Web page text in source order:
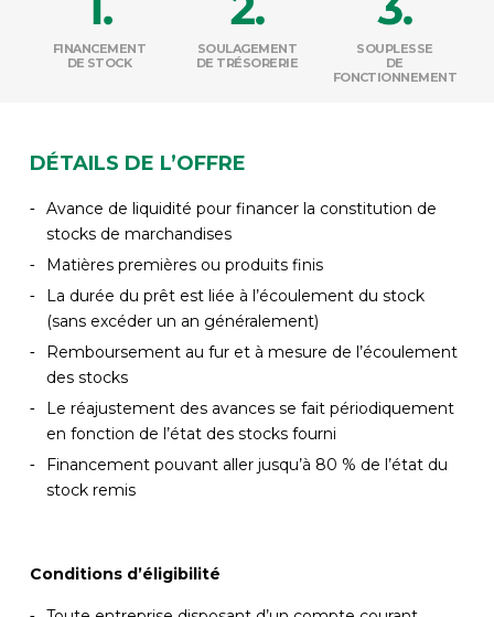
FINANCEMENT
DE STOCK
SOULAGEMENT
DE TRÉSORERIE
SOUPLESSE
DE
FONCTIONNEMENT
DÉTAILS DE L’OFFRE
Avance de liquidité pour financer la constitution de
stocks de marchandises
Matières premières ou produits finis
La durée du prêt est liée à l’écoulement du stock
(sans excéder un an généralement)
Remboursement au fur et à mesure de l’écoulement
des stocks
Le réajustement des avances se fait périodiquement
en fonction de l’état des stocks fourni
Financement pouvant aller jusqu’à 80 % de l’état du
stock remis
Conditions d’éligibilité